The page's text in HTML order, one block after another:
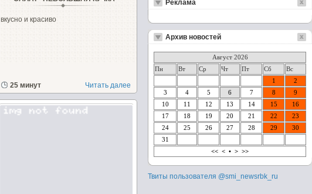
вкусно и красиво
25 минут Читать далее
Реклама
Архив новостей
Август 2026
Пн
Вт Ср Чт Пт Сб
Вс
1
2
3
4 5 6 7 8
9
10
11 12 13 14 15
16
17
18 19 20 21 22
23
24
25 26 27 28 29
30
31
<< < • > >>
Твиты пользователя @smi_newsrbk_ru